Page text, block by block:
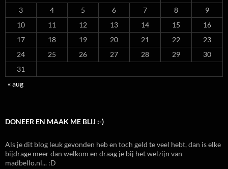
3
4 5 6 7 8
9
10
11 12 13 14 15
16
17
18 19 20 21 22
23
24
25 26 27 28 29
30
31
« aug
DONEER EN MAAK ME BLIJ :-)
Als je dit blog leuk gevonden heb en toch geld te veel hebt, dan is elke
bijdrage meer dan welkom en draag je bij het welzijn van
madbello.nl... :D